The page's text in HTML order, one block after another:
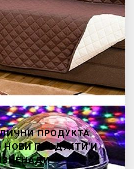
ПРОДУКТА
НОВИ ПРОДУКТИ И